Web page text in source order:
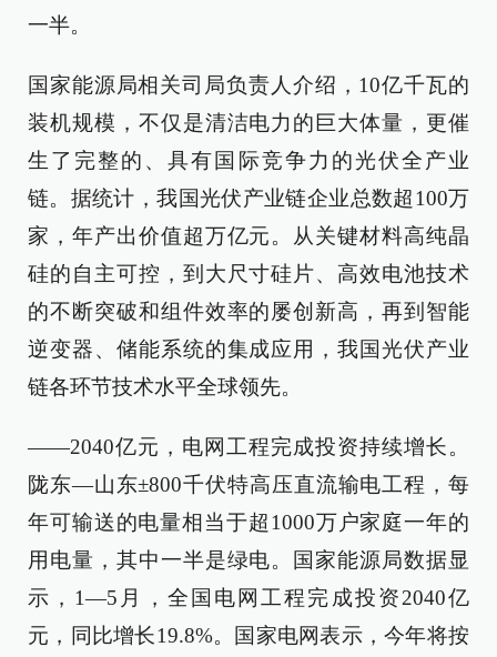
一半。
国家能源局相关司局负责人介绍，10亿千瓦的
装机规模，不仅是清洁电力的巨大体量，更催
生了完整的、具有国际竞争力的光伏全产业
链。据统计，我国光伏产业链企业总数超100万
家，年产出价值超万亿元。从关键材料高纯晶
硅的自主可控，到大尺寸硅片、高效电池技术
的不断突破和组件效率的屡创新高，再到智能
逆变器、储能系统的集成应用，我国光伏产业
链各环节技术水平全球领先。
——2040亿元，电网工程完成投资持续增长。
陇东—山东±800千伏特高压直流输电工程，每
年可输送的电量相当于超1000万户家庭一年的
用电量，其中一半是绿电。国家能源局数据显
示，1—5月，全国电网工程完成投资2040亿
元，同比增长19.8%。国家电网表示，今年将按